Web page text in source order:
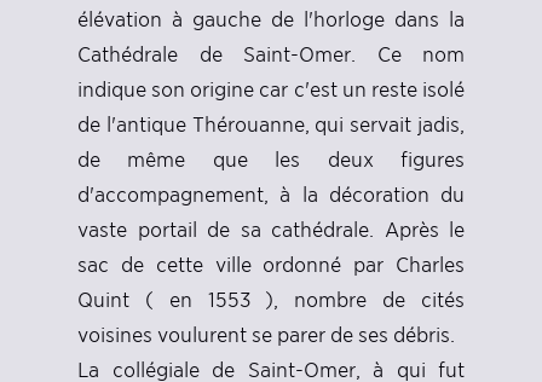
élévation à gauche de l'horloge dans la
Cathédrale de Saint-Omer. Ce nom
indique son origine car c'est un reste isolé
de l'antique Thérouanne, qui servait jadis,
de même que les deux figures
d'accompagnement, à la décoration du
vaste portail de sa cathédrale. Après le
sac de cette ville ordonné par Charles
Quint ( en 1553 ), nombre de cités
voisines voulurent se parer de ses débris.
La collégiale de Saint-Omer, à qui fut